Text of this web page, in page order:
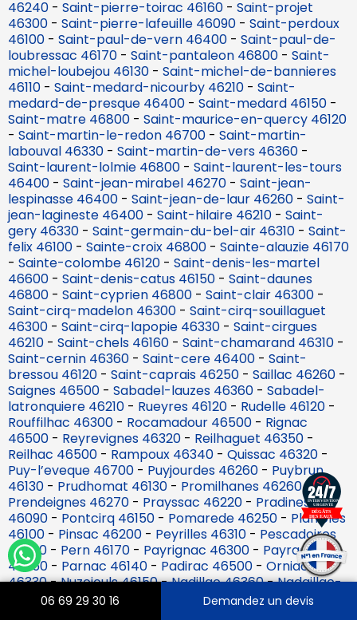
06 69 29 30 16 Demandez un devis
46240 - Saint-pierre-toirac 46160 - Saint-projet
46300 - Saint-pierre-lafeuille 46090 - Saint-perdoux
46100 - Saint-paul-de-vern 46400 - Saint-paul-de-
loubressac 46170 - Saint-pantaleon 46800 - Saint-
michel-loubejou 46130 - Saint-michel-de-bannieres
46110 - Saint-medard-nicourby 46210 - Saint-
medard-de-presque 46400 - Saint-medard 46150 -
Saint-matre 46800 - Saint-maurice-en-quercy 46120
- Saint-martin-le-redon 46700 - Saint-martin-
labouval 46330 - Saint-martin-de-vers 46360 -
Saint-laurent-lolmie 46800 - Saint-laurent-les-tours
46400 - Saint-jean-mirabel 46270 - Saint-jean-
lespinasse 46400 - Saint-jean-de-laur 46260 - Saint-
jean-lagineste 46400 - Saint-hilaire 46210 - Saint-
gery 46330 - Saint-germain-du-bel-air 46310 - Saint-
felix 46100 - Sainte-croix 46800 - Sainte-alauzie 46170
- Sainte-colombe 46120 - Saint-denis-les-martel
46600 - Saint-denis-catus 46150 - Saint-daunes
46800 - Saint-cyprien 46800 - Saint-clair 46300 -
Saint-cirq-madelon 46300 - Saint-cirq-souillaguet
46300 - Saint-cirq-lapopie 46330 - Saint-cirgues
46210 - Saint-chels 46160 - Saint-chamarand 46310 -
Saint-cernin 46360 - Saint-cere 46400 - Saint-
bressou 46120 - Saint-caprais 46250 - Saillac 46260 -
Saignes 46500 - Sabadel-lauzes 46360 - Sabadel-
latronquiere 46210 - Rueyres 46120 - Rudelle 46120 -
Rouffilhac 46300 - Rocamadour 46500 - Rignac
46500 - Reyrevignes 46320 - Reilhaguet 46350 -
Reilhac 46500 - Rampoux 46340 - Quissac 46320 -
Puy-l’eveque 46700 - Puyjourdes 46260 - Puybrun
46130 - Prudhomat 46130 - Promilhanes 46260-
Prendeignes 46270 - Prayssac 46220 - Pradines
46090 - Pontcirq 46150 - Pomarede 46250 - Planioles
46100 - Pinsac 46200 - Peyrilles 46310 - Pescadoires
46220 - Pern 46170 - Payrignac 46300 - Payrac
46350 - Parnac 46140 - Padirac 46500 - Orniac
46330-Nuzejouls 46150-Nadillac 46360-Nadaillac-
de-rouge 46350- Montvalent 46600-Montredon